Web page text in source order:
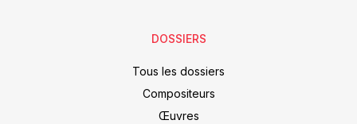
DOSSIERS
Tous les dossiers
Compositeurs
Œuvres